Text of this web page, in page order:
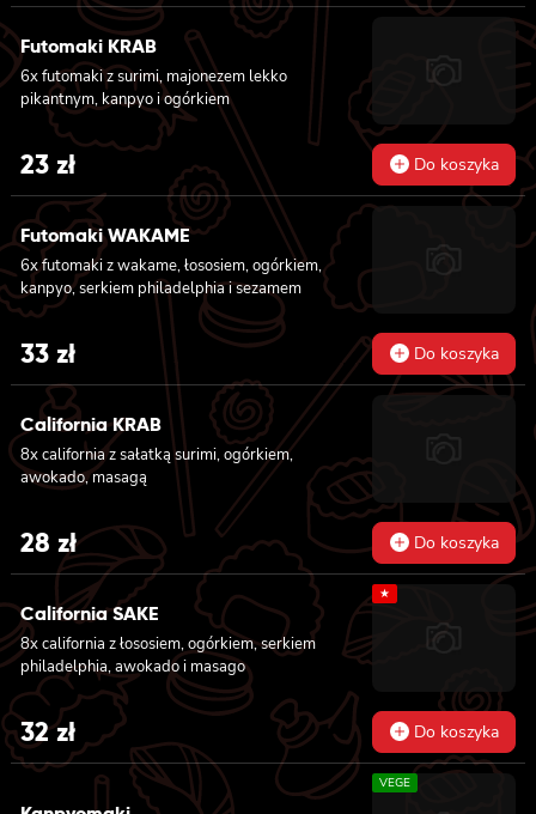
Futomaki KRAB
6x futomaki z surimi, majonezem lekko
pikantnym, kanpyo i ogórkiem
23 zł Do koszyka
Futomaki WAKAME
6x futomaki z wakame, łososiem, ogórkiem,
kanpyo, serkiem philadelphia i sezamem
33 zł Do koszyka
California KRAB
8x california z sałatką surimi, ogórkiem,
awokado, masagą
28 zł Do koszyka
California SAKE
8x california z łososiem, ogórkiem, serkiem
philadelphia, awokado i masago
★
32zł Do koszyka
VEGE